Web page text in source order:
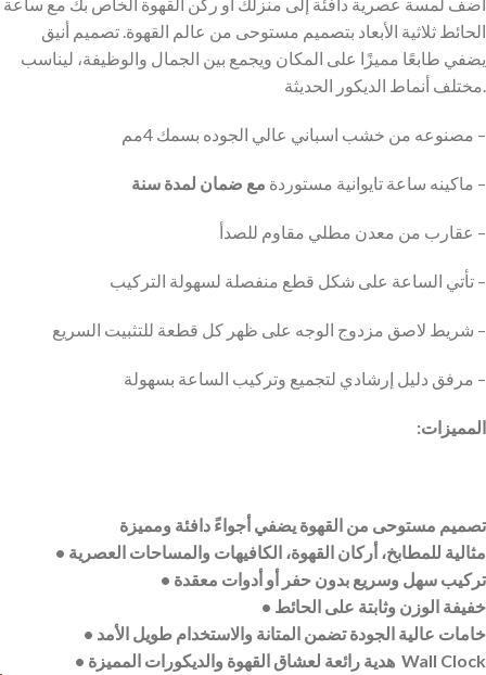
الحائط ثلاثية الأبعاد بتصميم مستوحى من عالم القهوة. تصميم أنيق
يضفي طابعًا مميزًا على المكان ويجمع بين الجمال والوظيفة، ليناسب
مختلف أنماط الديكور الحديثة.
مصنوعه من خشب اسباني عالي الجوده بسمك 4مم –
ماكينه ساعة تايوانية مستوردة مع ضمان لمدة سنة –
عقارب من معدن مطلي مقاوم للصدأ –
تأتي الساعة على شكل قطع منفصلة لسهولة التركيب –
شريط لاصق مزدوج الوجه على ظهر كل قطعة للتثبيت السريع –
مرفق دليل إرشادي لتجميع وتركيب الساعة بسهولة –
:المميزات
تصميم مستوحى من القهوة يضفي أجواءً دافئة ومميزة
• مثالية للمطابخ، أركان القهوة، الكافيهات والمساحات العصرية
• تركيب سهل وسريع بدون حفر أو أدوات معقدة
• خفيفة الوزن وثابتة على الحائط
• خامات عالية الجودة تضمن المتانة والاستخدام طويل الأمد
• هدية رائعة لعشاق القهوة والديكورات المميزة Wall Clock